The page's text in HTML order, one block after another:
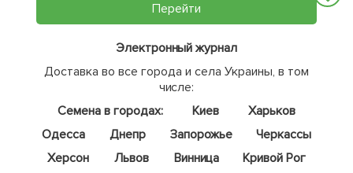
Перейти
Электронный журнал
Доставка во все города и села Украины, в том
числе:
Семена в городах:
Киев
Харьков
Одесса
Днепр Запорожье
Черкассы
Херсон
Львов Винница
Кривой Рог